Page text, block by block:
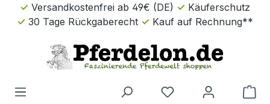
Zum Hauptinhalt springen
Versandkostenfrei ab 49€ (DE)
Käuferschutz
30 Tage Rückgaberecht
Kauf auf Rechnung**